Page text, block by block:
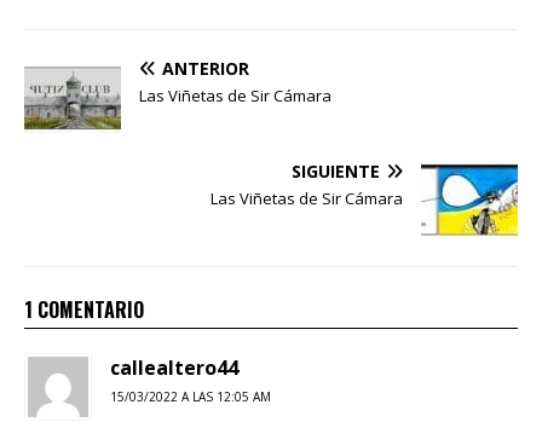
ANTERIOR
Las Viñetas de Sir Cámara
SIGUIENTE
Las Viñetas de Sir Cámara
1 COMENTARIO
callealtero44
15/03/2022 A LAS 12:05 AM